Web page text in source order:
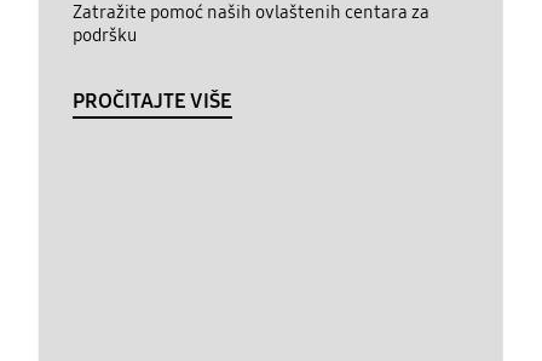
Zatražite pomoć naših ovlaštenih centara za
podršku
PROČITAJTE VIŠE